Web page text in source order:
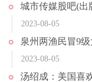
城市传媒股吧(出
2023-08-05
泉州两渔民冒9级大
2023-08-05
汤绍成：美国喜